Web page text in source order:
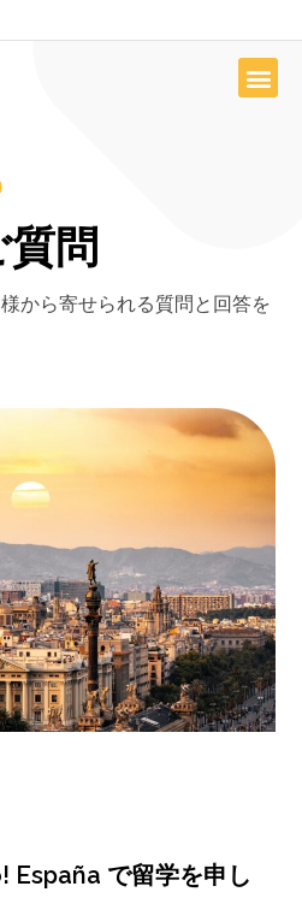
問
から寄せられる質問と回答を
España で留学を申し